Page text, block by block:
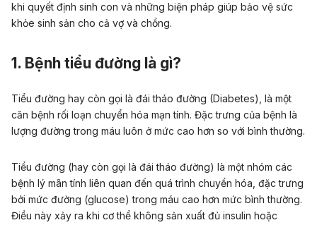
khi quyết định sinh con và những biện pháp giúp bảo vệ sức
khỏe sinh sản cho cả vợ và chồng.
1. Bệnh tiểu đường là gì?
Tiểu đường hay còn gọi là đái tháo đường (Diabetes), là một
căn bệnh rối loạn chuyển hóa mạn tính. Đặc trưng của bệnh là
lượng đường trong máu luôn ở mức cao hơn so với bình thường.
Tiểu đường (hay còn gọi là đái tháo đường) là một nhóm các
bệnh lý mãn tính liên quan đến quá trình chuyển hóa, đặc trưng
bởi mức đường (glucose) trong máu cao hơn mức bình thường.
Điều này xảy ra khi cơ thể không sản xuất đủ insulin hoặc